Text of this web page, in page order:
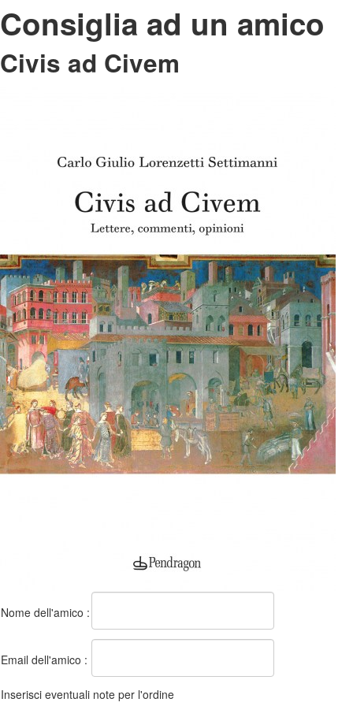
Consiglia ad un amico
Civis ad Civem
Nome dell'amico :
Email dell'amico :
Inserisci eventuali note per l'ordine